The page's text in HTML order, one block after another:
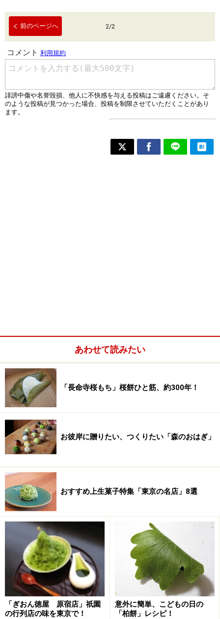
前のページへ 2/2
あわせて読みたい
「長命寺桜もち」桜餅ひと筋、約300年！
お彼岸に贈りたい、つくりたい「森のおはぎ」
おすすめ上生菓子特集「東京の名店」8選
「ぎおん徳屋 原宿店」祇園
の行列店の味を東京で！
意外に簡単、こどもの日の
「柏餅」レシピ！